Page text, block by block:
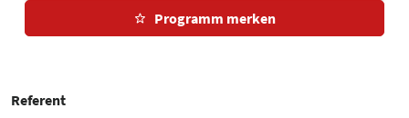
Programm merken
Referent